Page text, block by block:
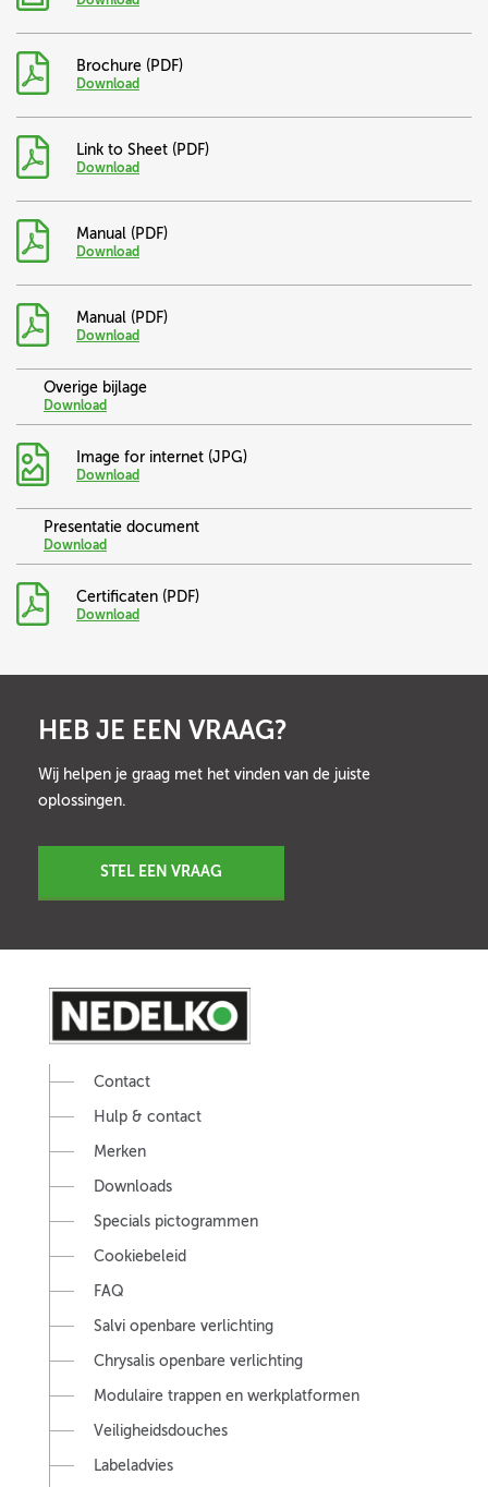
Brochure (PDF)
Download
Link to Sheet (PDF)
Download
Manual (PDF)
Download
Manual (PDF)
Download
Overige bijlage
Download
Image for internet (JPG)
Download
Presentatie document
Download
Certificaten (PDF)
Download
HEB JE EEN VRAAG?
Wij helpen je graag met het vinden van de juiste
oplossingen.
STEL EEN VRAAG
Contact
Hulp & contact
Merken
Downloads
Specials pictogrammen
Cookiebeleid
FAQ
Salvi openbare verlichting
Chrysalis openbare verlichting
Modulaire trappen en werkplatformen
Veiligheidsdouches
Labeladvies